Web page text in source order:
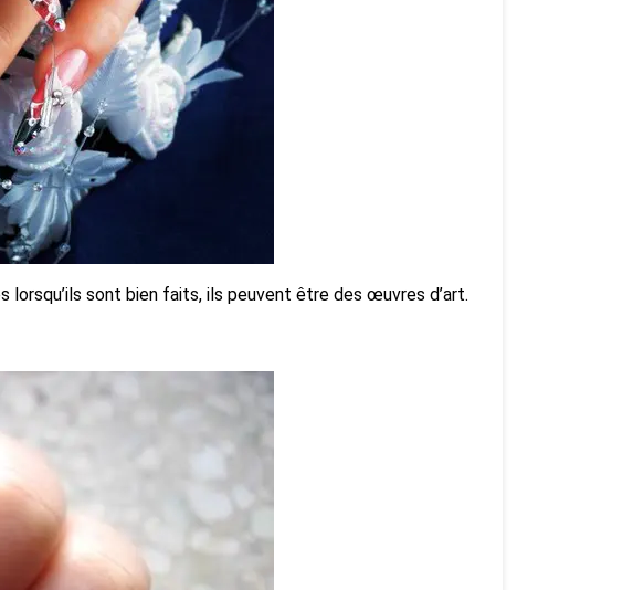
sont bien faits, ils peuvent être des œuvres d’art.